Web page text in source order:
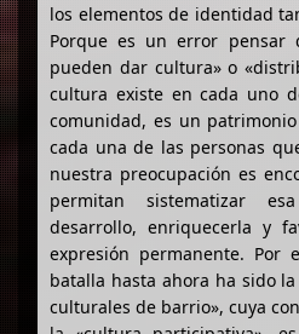
los elementos de identidad
Porque es un error pensar
pueden dar cultura» o
cultura existe en cada uno
comunidad, es un
cada una de las personas
nuestra preocupación es
permitan sistematizar
desarrollo, enriquecerla y
expresión permanente. Por
batalla hasta ahora ha sido
culturales de barrio», cuya